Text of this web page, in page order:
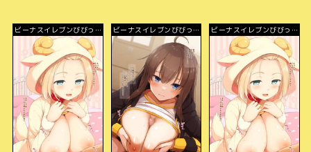
ビーナスイレブンびびっ
ビーナスイレブンびびっ
ど！
ビーナスイレブンびびっ